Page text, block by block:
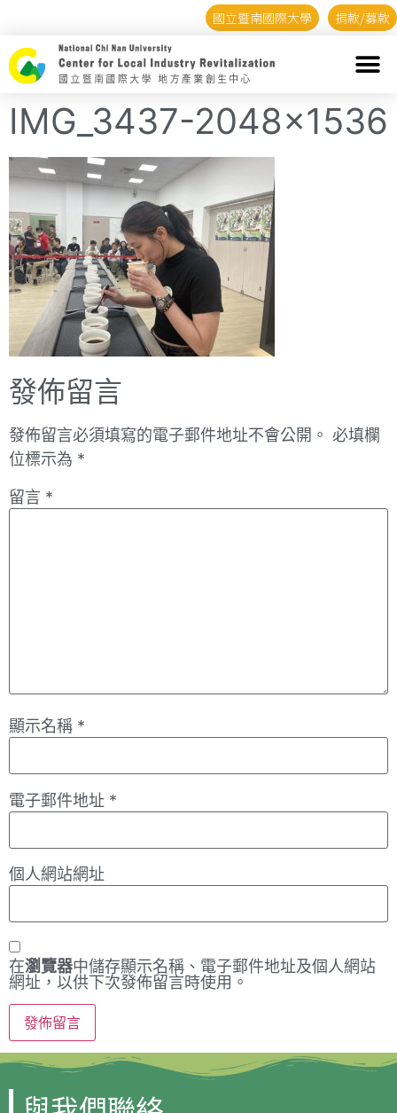
國立暨南國際大學 捐款/募款
IMG_3437-2048×1536
發佈留言
發佈留言必須填寫的電子郵件地址不會公開。 必填欄
位標示為 *
留言 *
顯示名稱 *
電子郵件地址 *
個人網站網址
在瀏覽器中儲存顯示名稱、電子郵件地址及個人網站
網址，以供下次發佈留言時使用。